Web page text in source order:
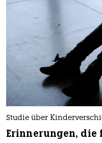
Studie über
Erinnerungen, die